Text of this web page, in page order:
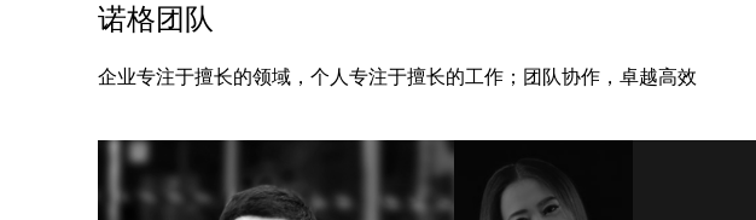
诺格团队
企业专注于擅长的领域，个人专注于擅长的工作；团队协作，卓越高效